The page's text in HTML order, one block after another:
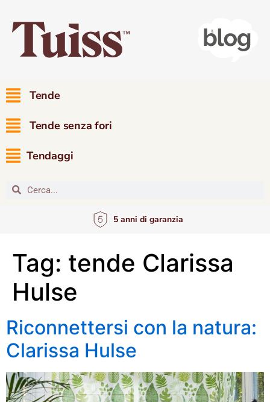
Tende
Tende senza fori
Tendaggi
5 anni di garanzia
Tag: tende Clarissa
Hulse
Riconnettersi con la natura:
Clarissa Hulse